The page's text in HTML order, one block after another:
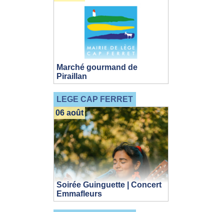
Marché gourmand de
Piraillan
LEGE CAP FERRET
Soirée Guinguette | Concert
Emmafleurs
06 août